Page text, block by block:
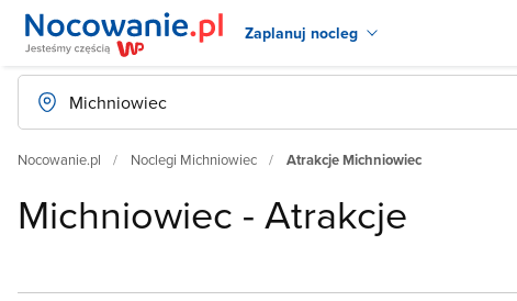
Zaplanuj nocleg
Nocowanie.pl Noclegi Michniowiec Atrakcje Michniowiec
Michniowiec - Atrakcje